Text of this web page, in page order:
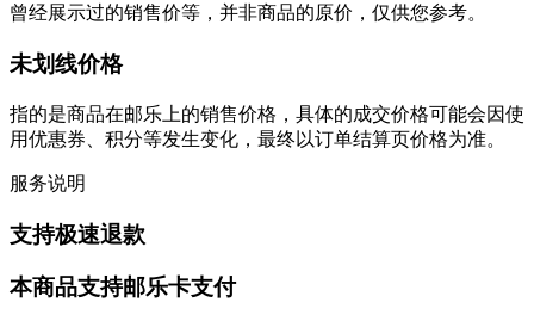
曾经展示过的销售价等，并非商品的原价，仅供您参考。
未划线价格
指的是商品在邮乐上的销售价格，具体的成交价格可能会因使
用优惠券、积分等发生变化，最终以订单结算页价格为准。
服务说明
支持极速退款
本商品支持邮乐卡支付